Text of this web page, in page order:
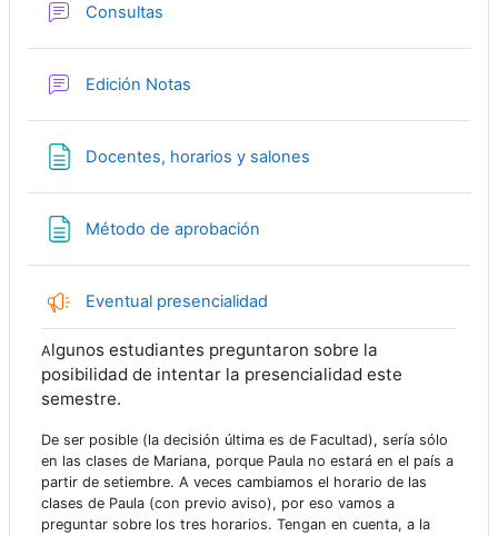
Consultas
Edición Notas
Docentes, horarios y salones
Método de aprobación
Eventual presencialidad
Algunos estudiantes preguntaron sobre la
posibilidad de intentar la presencialidad este
semestre.
De ser posible (la decisión última es de Facultad), sería sólo
en las clases de Mariana, porque Paula no estará en el país a
partir de setiembre. A veces cambiamos el horario de las
clases de Paula (con previo aviso), por eso vamos a
preguntar sobre los tres horarios. Tengan en cuenta, a la